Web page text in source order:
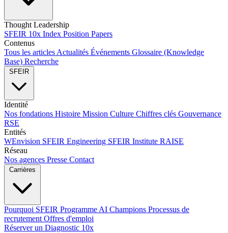
Thought Leadership
SFEIR 10x Index Position Papers
Contenus
Tous les articles Actualités Événements Glossaire (Knowledge
Base) Recherche
SFEIR
Identité
Nos fondations Histoire Mission Culture Chiffres clés Gouvernance
RSE
Entités
WEnvision SFEIR Engineering SFEIR Institute RAISE
Réseau
Nos agences Presse Contact
Carrières
Pourquoi SFEIR Programme AI Champions Processus de
recrutement Offres d'emploi
Réserver un Diagnostic 10x